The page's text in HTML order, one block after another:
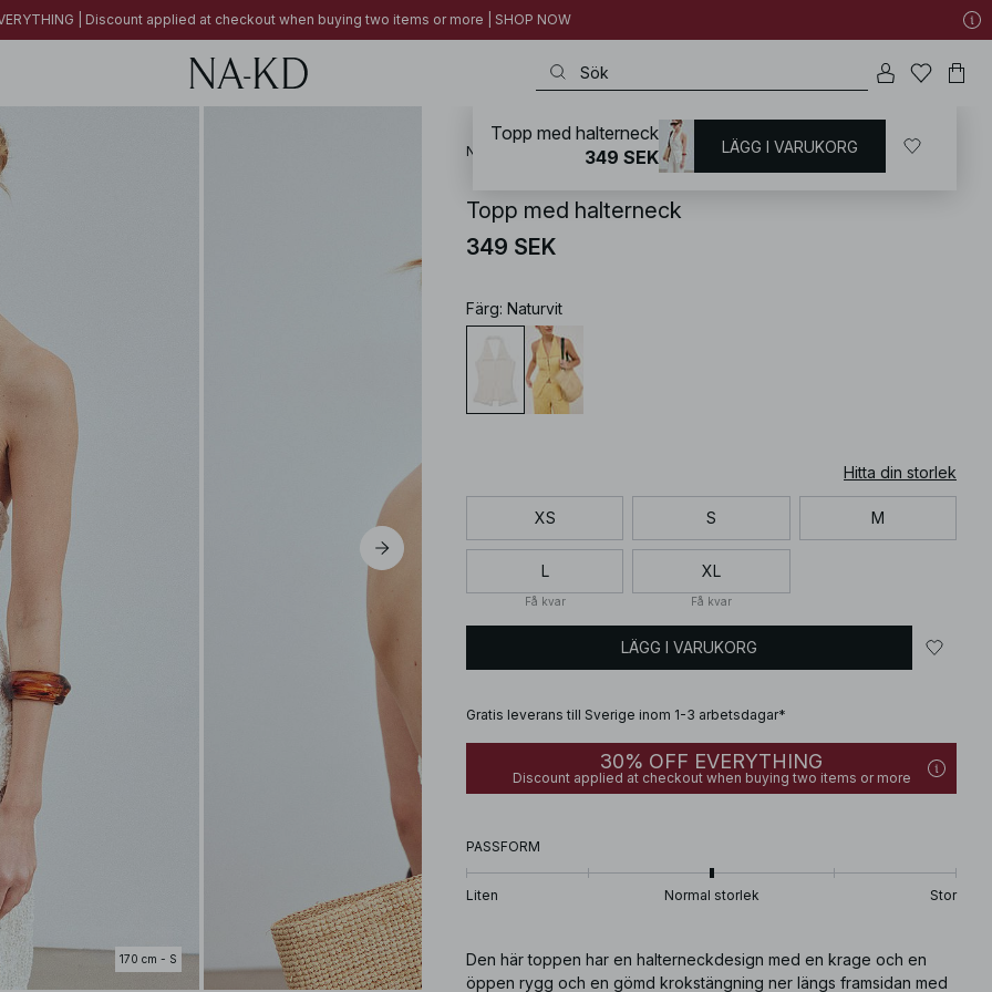
| Discount applied at checkout when buying two items or more | SHOP NOW
170 cm - S
NA-KD Toppar med öppen rygg
Topp med halterneck
349 SEK
Färg: Naturvit
Hitta din storlek
XS S M
L
Få kvar
XL
Få kvar
LÄGG I VARUKORG
Gratis leverans till Sverige inom 1-3 arbetsdagar*
30% OFF EVERYTHING
Discount applied at checkout when buying two items or more
PASSFORM
Liten Normal storlek Stor
Den här toppen har en halterneckdesign med en krage och en
öppen rygg och en gömd krokstängning ner längs framsidan med
Topp med halterneck
349 SEK
LÄGG I VARUKORG